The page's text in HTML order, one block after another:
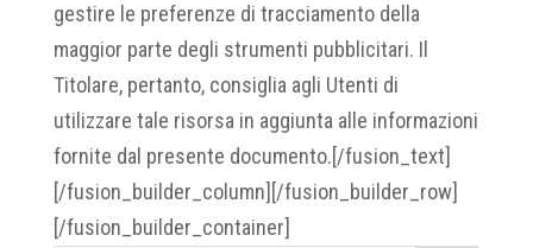
gestire le preferenze di tracciamento della
maggior parte degli strumenti pubblicitari. Il
Titolare, pertanto, consiglia agli Utenti di
utilizzare tale risorsa in aggiunta alle informazioni
fornite dal presente documento.[/fusion_text]
[/fusion_builder_column][/fusion_builder_row]
[/fusion_builder_container]